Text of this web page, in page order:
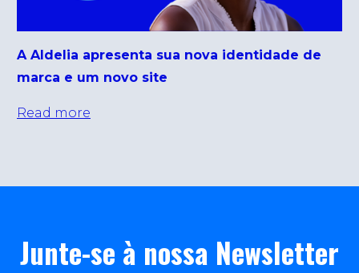
A Aldelia apresenta sua nova identidade de
marca e um novo site
Read more
Junte-se à nossa Newsletter